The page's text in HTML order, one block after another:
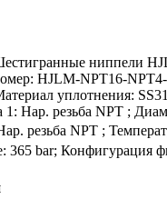
ниппели
HJLM-NPT16-
уплотнения:
1: Нар. резьба NPT ;
резьба NPT ;
365 bar; Конфигурация